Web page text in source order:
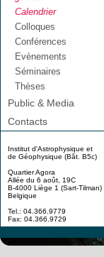
Calendrier
Colloques
Conférences
Evènements
Séminaires
Thèses
Public & Media
Contacts
Institut d'Astrophysique et
de Géophysique (Bât. B5c)
Quartier Agora
Allée du 6 août, 19C
B-4000 Liège 1 (Sart-Tilman)
Belgique
Tel.: 04.366.9779
Fax: 04.366.9729